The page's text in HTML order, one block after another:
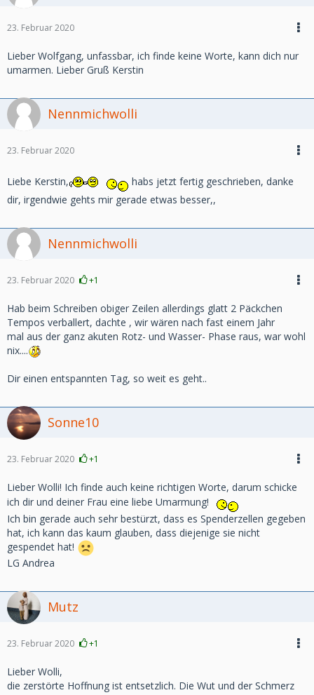
23. Februar 2020
Lieber Wolfgang, unfassbar, ich finde keine Worte, kann dich nur
umarmen. Lieber Gruß Kerstin
Nennmichwolli
23. Februar 2020
Liebe Kerstin,
habs jetzt fertig geschrieben, danke
dir, irgendwie gehts mir gerade etwas besser,,
Nennmichwolli
23. Februar 2020 +1
Hab beim Schreiben obiger Zeilen allerdings glatt 2 Päckchen
Tempos verballert, dachte , wir wären nach fast einem Jahr
mal aus der ganz akuten Rotz- und Wasser- Phase raus, war wohl
nix....
Dir einen entspannten Tag, so weit es geht..
Sonne10
23. Februar 2020 +1
Lieber Wolli! Ich finde auch keine richtigen Worte, darum schicke
ich dir und deiner Frau eine liebe Umarmung!
Ich bin gerade auch sehr bestürzt, dass es Spenderzellen gegeben
hat, ich kann das kaum glauben, dass diejenige sie nicht
gespendet hat!
LG Andrea
Mutz
23. Februar 2020 +1
Lieber Wolli,
die zerstörte Hoffnung ist entsetzlich. Die Wut und der Schmerz